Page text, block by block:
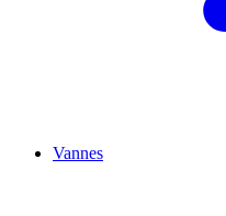
Vannes